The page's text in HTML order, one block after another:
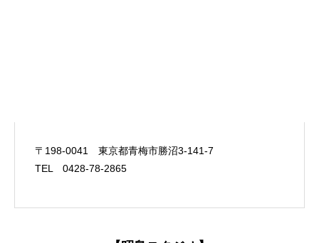
〒198-0041 東京都青梅市勝沼3-141-7
TEL 0428-78-2865